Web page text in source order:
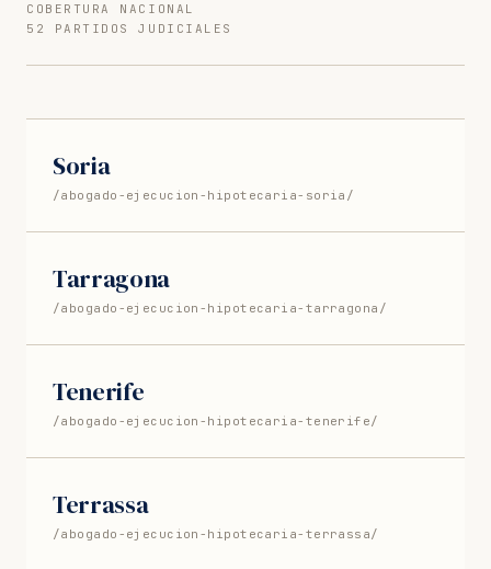
COBERTURA NACIONAL
52 PARTIDOS JUDICIALES
Soria
/abogado-ejecucion-hipotecaria-soria/
Tarragona
/abogado-ejecucion-hipotecaria-tarragona/
Tenerife
/abogado-ejecucion-hipotecaria-tenerife/
Terrassa
/abogado-ejecucion-hipotecaria-terrassa/